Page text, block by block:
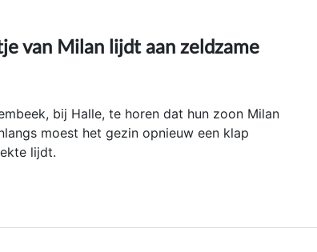
van Milan lijdt aan zeldzame
bij Halle, te horen dat hun zoon Milan
moest het gezin opnieuw een klap
lijdt.